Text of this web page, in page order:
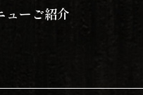
ューご紹介